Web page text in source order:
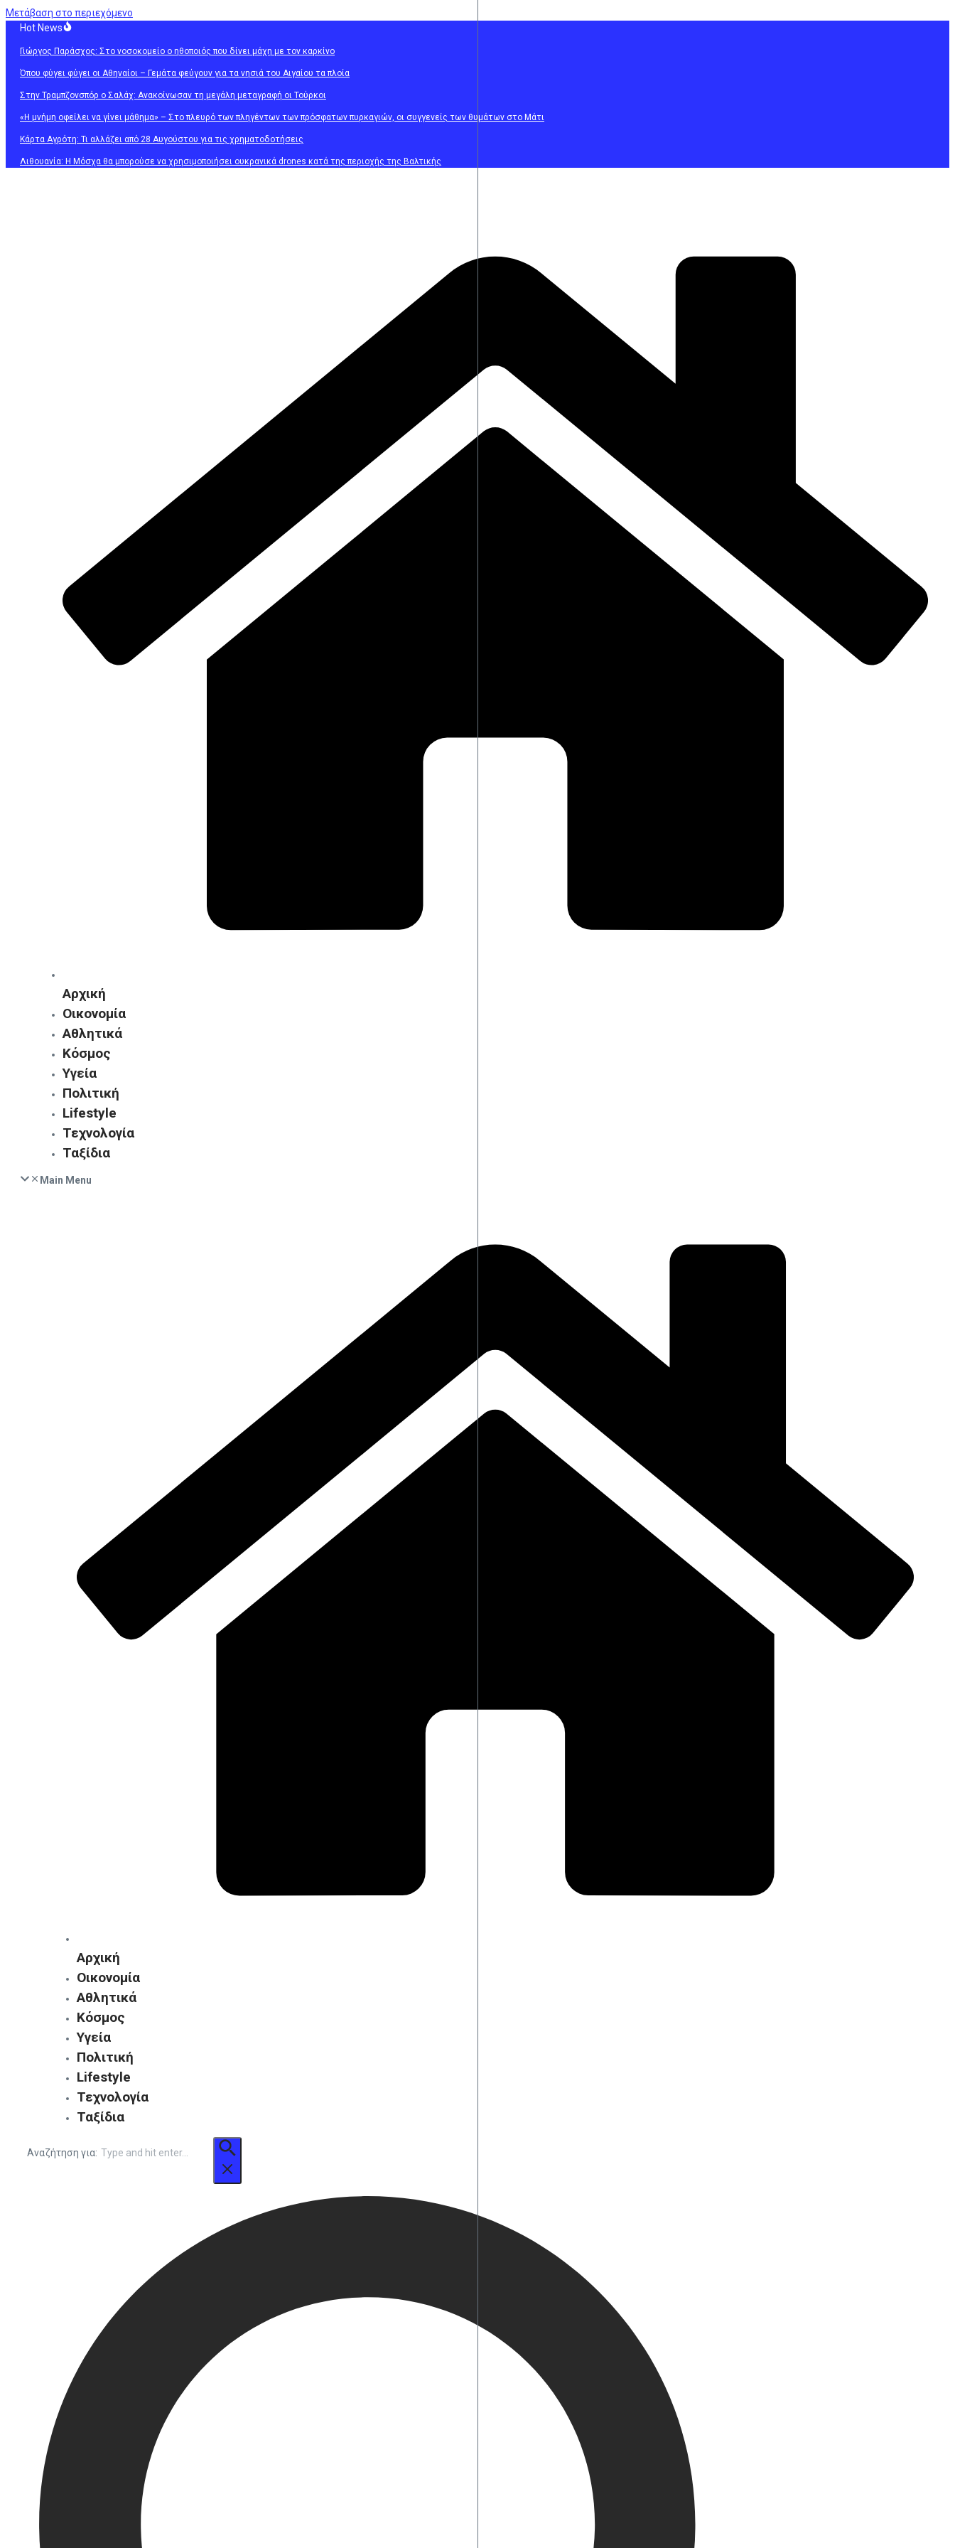
Μετάβαση στο περιεχόμενο
Hot News
Γιώργος Παράσχος: Στο νοσοκομείο ο ηθοποιός που δίνει μάχη με τον καρκίνο
Όπου φύγει φύγει οι Αθηναίοι – Γεμάτα φεύγουν για τα νησιά του Αιγαίου τα πλοία
Στην Τραμπζονσπόρ ο Σαλάχ: Ανακοίνωσαν τη μεγάλη μεταγραφή οι Τούρκοι
«Η μνήμη οφείλει να γίνει μάθημα» – Στο πλευρό των πληγέντων των πρόσφατων πυρκαγιών, οι συγγενείς των θυμάτων στο Μάτι
Κάρτα Αγρότη: Τι αλλάζει από 28 Αυγούστου για τις χρηματοδοτήσεις
Λιθουανία: H Μόσχα θα μπορούσε να χρησιμοποιήσει ουκρανικά drones κατά της περιοχής της Βαλτικής
Αρχική
Οικονομία
Αθλητικά
Κόσμος
Υγεία
Πολιτική
Lifestyle
Τεχνολογία
Ταξίδια
Main Menu
Αρχική
Οικονομία
Αθλητικά
Κόσμος
Υγεία
Πολιτική
Lifestyle
Τεχνολογία
Ταξίδια
Αναζήτηση για: